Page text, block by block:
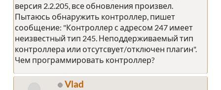
версия 2.2.205, все обновления произвел.
Пытаюсь обнаружить контроллер, пишет
сообщение: "Контроллер с адресом 247 имеет
неизвестный тип 245. Неподдерживаемый тип
контроллера или отсутсвует/отключен плагин".
Чем программировать контроллер?
Vlad